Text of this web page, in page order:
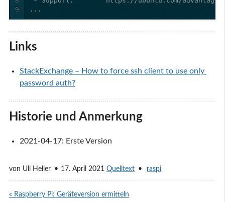
9
...
Links
StackExchange – How to force ssh client to use only
password auth?
Historie und Anmerkung
2021-04-17: Erste Version
von Uli Heller 17. April 2021 Quelltext raspi
« Raspberry Pi: Geräteversion ermitteln